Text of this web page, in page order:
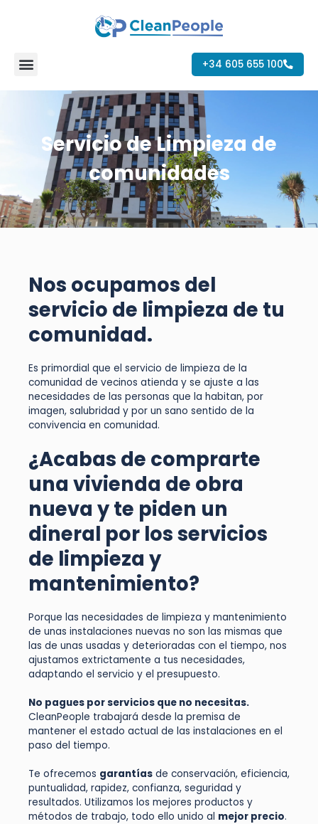
+34 605 655 100
Servicio de Limpieza de
comunidades
Nos ocupamos del
servicio de limpieza de tu
comunidad.
Es primordial que el servicio de limpieza de la
comunidad de vecinos atienda y se ajuste a las
necesidades de las personas que la habitan, por
imagen, salubridad y por un sano sentido de la
convivencia en comunidad.
¿Acabas de comprarte
una vivienda de obra
nueva y te piden un
dineral por los servicios
de limpieza y
mantenimiento?
Porque las necesidades de limpieza y mantenimiento
de unas instalaciones nuevas no son las mismas que
las de unas usadas y deterioradas con el tiempo, nos
ajustamos extrictamente a tus necesidades,
adaptando el servicio y el presupuesto.
No pagues por servicios que no necesitas.
CleanPeople trabajará desde la premisa de
mantener el estado actual de las instalaciones en el
paso del tiempo.
Te ofrecemos garantías de conservación, eficiencia,
puntualidad, rapidez, confianza, seguridad y
resultados. Utilizamos los mejores productos y
métodos de trabajo, todo ello unido al mejor precio.